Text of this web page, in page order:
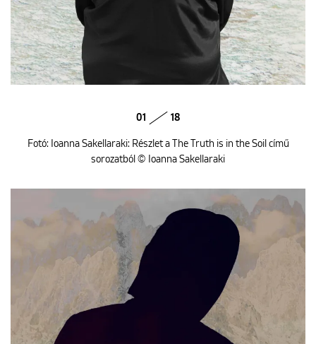
01 18
Fotó: Ioanna Sakellaraki: Részlet a The Truth is in the Soil című
sorozatból © Ioanna Sakellaraki